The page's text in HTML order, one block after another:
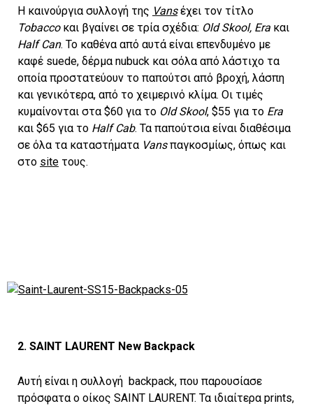
Η καινούργια συλλογή της Vansέχει τον τίτλο
Tobaccoκαι βγαίνει σε τρία σχέδια: Old Skool, Era και
Half Can. Το καθένα από αυτά είναι επενδυμένο με
καφέ suede, δέρμα nubuck και σόλα από λάστιχο τα
οποία προστατεύουν το παπούτσι από βροχή, λάσπη
και γενικότερα, από το χειμερινό κλίμα. Οι τιμές
κυμαίνονται στα $60 για το Οld Skool, $55 για το Era
και $65 για το Half Cab. Τα παπούτσια είναι διαθέσιμα
σε όλα τα καταστήματα Vansπαγκοσμίως, όπως και
στο site τους.
2. SAINT LAURENT New Backpack
Αυτή είναι η συλλογή backpack, που παρουσίασε
πρόσφατα ο οίκος SAINT LAURENT. Τα ιδιαίτερα prints,